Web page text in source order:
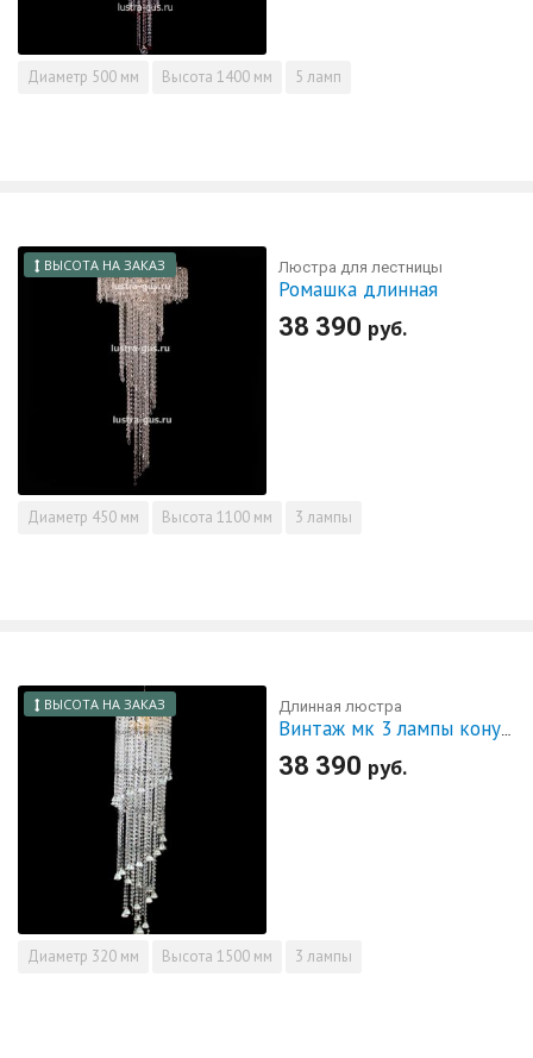
Диаметр 500 мм Высота 1400 мм 5 ламп
ВЫСОТА НА ЗАКАЗ Люстра для лестницы
Ромашка длинная
38 390 руб.
Диаметр 450 мм Высота 1100 мм 3 лампы
ВЫСОТА НА ЗАКАЗ Длинная люстра
Винтаж мк 3 лампы конус 40 мм
38 390 руб.
Диаметр 320 мм Высота 1500 мм 3 лампы